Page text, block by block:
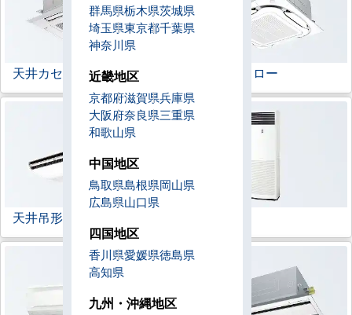
天井カセット形4方向 ラウンドフロー
天井吊形
群馬県栃木県茨城県
埼玉県東京都千葉県
神奈川県
近畿地区
京都府滋賀県兵庫県
大阪府奈良県三重県
和歌山県
中国地区
鳥取県島根県岡山県
広島県山口県
四国地区
香川県愛媛県徳島県
高知県
九州・沖縄地区